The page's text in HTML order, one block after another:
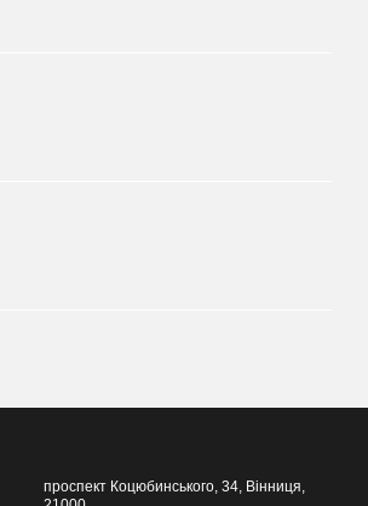
проспект Коцюбинського, 34, Вінниця,